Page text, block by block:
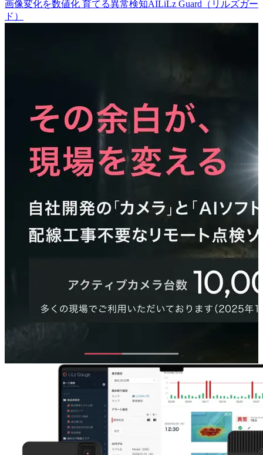
画像変化を数値化 育てる異常検知AILiLz Guard（リルズガー
ド）